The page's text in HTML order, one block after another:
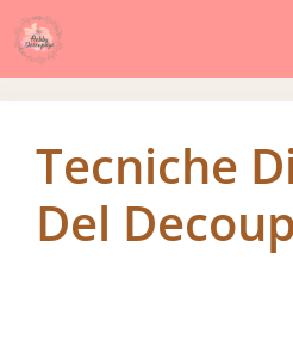
Vai
contenuto
Tecniche
Del